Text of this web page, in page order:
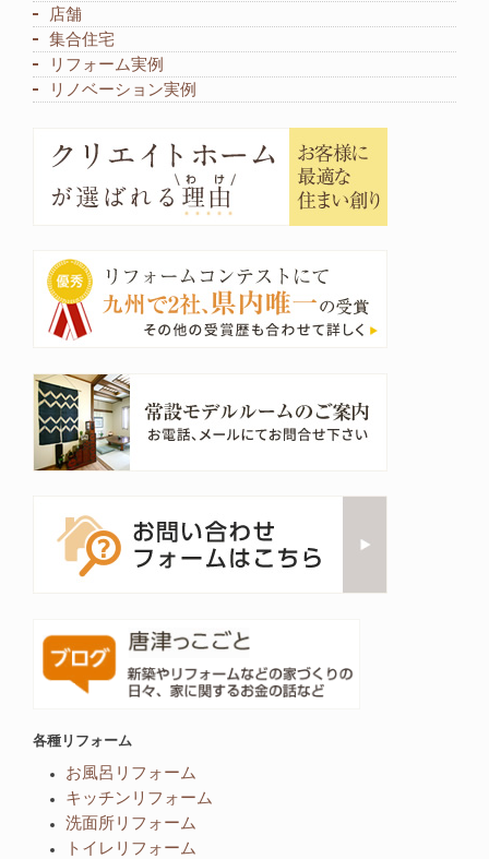
店舗
集合住宅
リフォーム実例
リノベーション実例
各種リフォーム
お風呂リフォーム
キッチンリフォーム
洗面所リフォーム
トイレリフォーム